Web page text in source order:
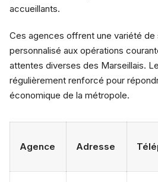
accueillants.
Ces agences offrent une variété
personnalisé aux opérations
attentes diverses des Marseillais.
régulièrement renforcé pour
économique de la métropole.
Agence Adresse